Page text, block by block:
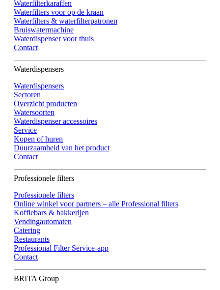
Waterfilterkaraffen
Waterfilters voor op de kraan
Waterfilters & waterfilterpatronen
Bruiswatermachine
Waterdispenser voor thuis
Contact
Waterdispensers
Waterdispensers
Sectoren
Overzicht producten
Watersoorten
Waterdispenser accessoires
Service
Kopen of huren
Duurzaamheid van het product
Contact
Professionele filters
Professionele filters
Online winkel voor partners – alle Professional filters
Koffiebars & bakkerijen
Vendingautomaten
Catering
Restaurants
Professional Filter Service-app
Contact
BRITA Group